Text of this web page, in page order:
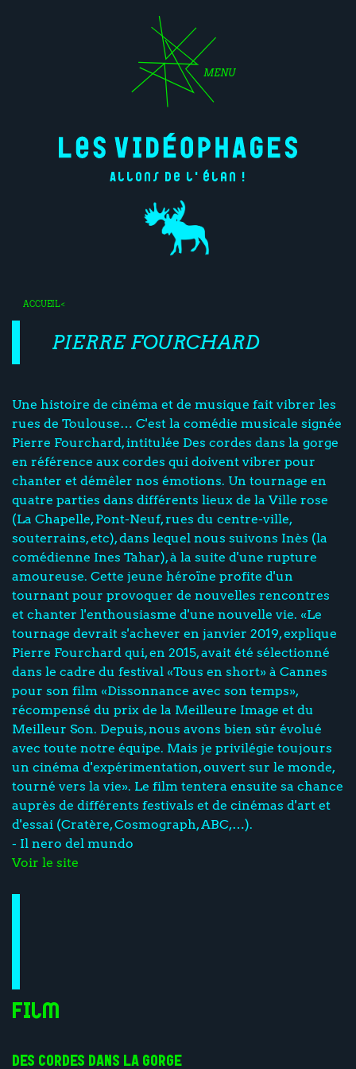
MENU
Allons de l'élan !
ACCUEIL<
PIERRE FOURCHARD
Une histoire de cinéma et de musique fait vibrer les
rues de Toulouse… C'est la comédie musicale signée
Pierre Fourchard, intitulée Des cordes dans la gorge
en référence aux cordes qui doivent vibrer pour
chanter et démêler nos émotions. Un tournage en
quatre parties dans différents lieux de la Ville rose
(La Chapelle, Pont-Neuf, rues du centre-ville,
souterrains, etc), dans lequel nous suivons Inès (la
comédienne Ines Tahar), à la suite d'une rupture
amoureuse. Cette jeune héroïne profite d'un
tournant pour provoquer de nouvelles rencontres
et chanter l'enthousiasme d'une nouvelle vie. «Le
tournage devrait s'achever en janvier 2019, explique
Pierre Fourchard qui, en 2015, avait été sélectionné
dans le cadre du festival «Tous en short» à Cannes
pour son film «Dissonnance avec son temps»,
récompensé du prix de la Meilleure Image et du
Meilleur Son. Depuis, nous avons bien sûr évolué
avec toute notre équipe. Mais je privilégie toujours
un cinéma d'expérimentation, ouvert sur le monde,
tourné vers la vie». Le film tentera ensuite sa chance
auprès de différents festivals et de cinémas d'art et
d'essai (Cratère, Cosmograph, ABC,…).
- Il nero del mundo
Voir le site
Film
DES CORDES DANS LA GORGE